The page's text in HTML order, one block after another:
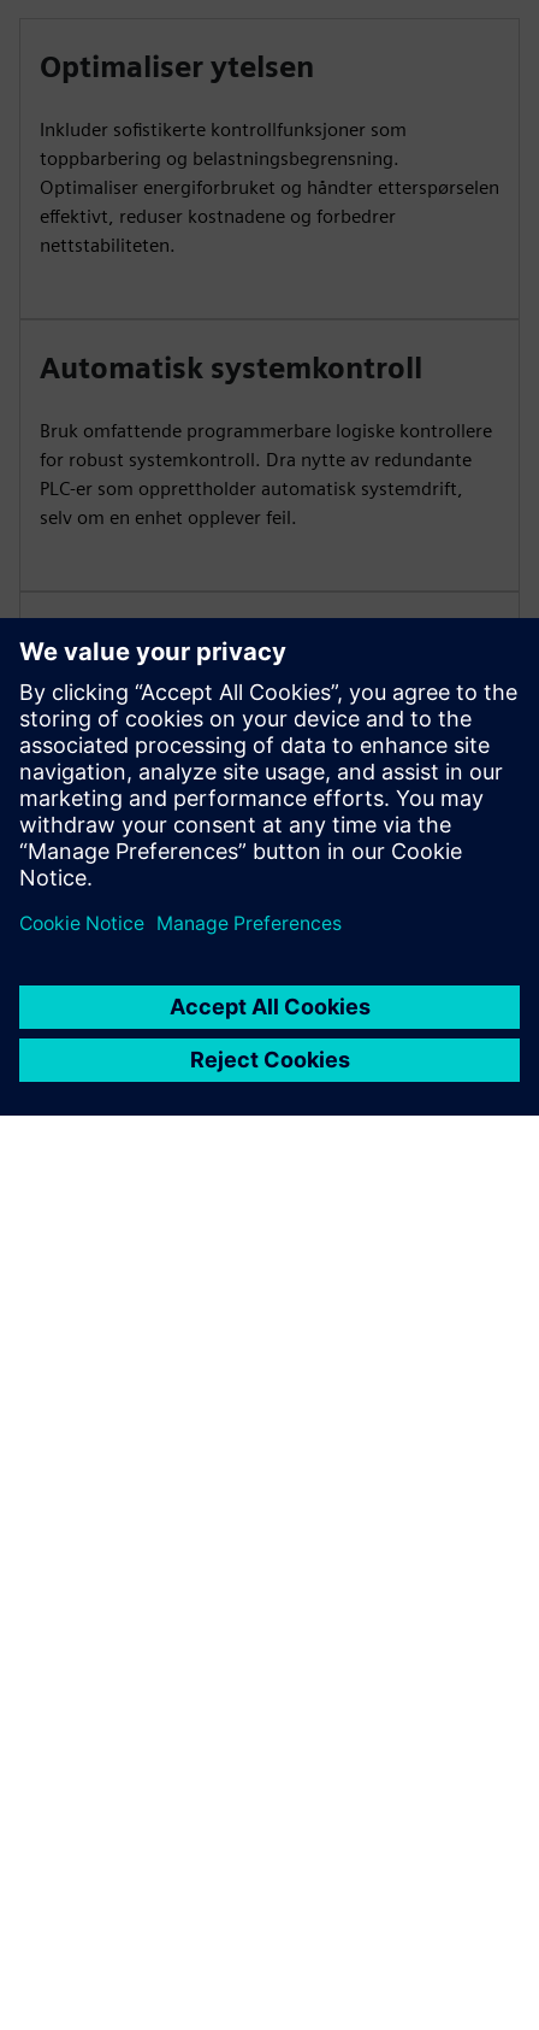
Optimaliser ytelsen
Inkluder sofistikerte kontrollfunksjoner som
toppbarbering og belastningsbegrensning.
Optimaliser energiforbruket og håndter etterspørselen
effektivt, reduser kostnadene og forbedrer
nettstabiliteten.
Automatisk systemkontroll
Bruk omfattende programmerbare logiske kontrollere
for robust systemkontroll. Dra nytte av redundante
PLC-er som opprettholder automatisk systemdrift,
selv om en enhet opplever feil.
Robuste alarmer
Vi tilbyr et omfattende alarm- og feilsystem som
varsler og automatisk slår av motorgeneratorer. Vis
kritiske data, enlinjediagrammer og settpunkter på
15-tommers LCD-HMI-berøringsskjermer.